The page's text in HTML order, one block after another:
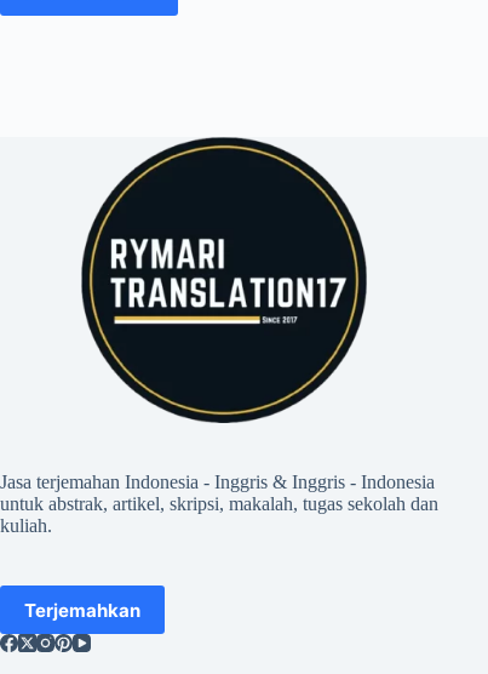
Jasa terjemahan Indonesia - Inggris & Inggris - Indonesia
untuk abstrak, artikel, skripsi, makalah, tugas sekolah dan
kuliah.
Terjemahkan